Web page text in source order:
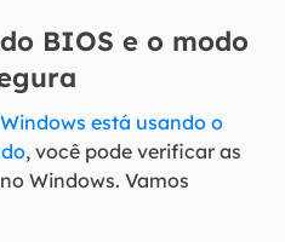
BIOS e o modo
está usando o
, você pode verificar as
Windows. Vamos